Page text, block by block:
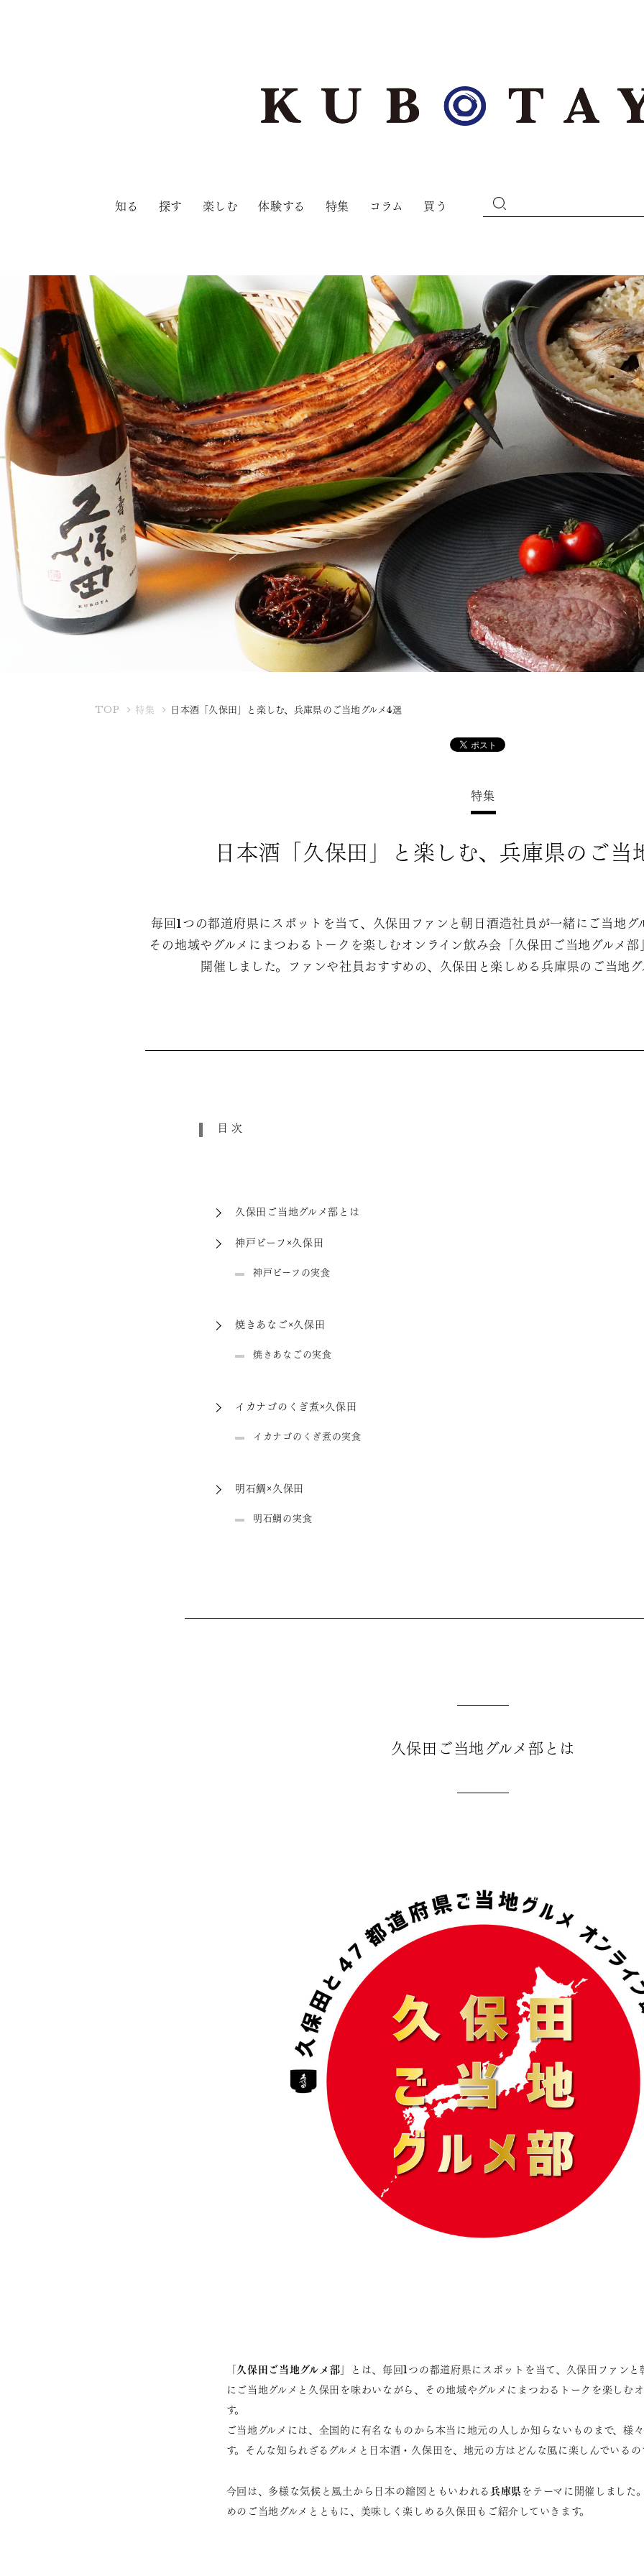
知る 探す 楽しむ 体験する 特集 コラム 買う
TOPK
特集 日本酒「久保田」と楽しむ、兵庫県のご当地グルメ4選
特集
日本酒「久保田」と楽しむ、兵庫県のご当
毎回1つの都道府県にスポットを当て、久保田ファンと朝日酒造社員が一緒にご当地グ
その地域やグルメにまつわるトークを楽しむオンライン飲み会「久保田ご当地グルメ
開催しました。ファンや社員おすすめの、久保田と楽しめる兵庫県のご当地グ
目次
久保田ご当地グルメ部とは
神戸ビーフ×久保田
神戸ビーフの実食
焼きあなご×久保田
焼きあなごの実食
イカナゴのくぎ煮×久保田
イカナゴのくぎ煮の実食
明石鯛×久保田
明石鯛の実食
久保田ご当地グルメ部とは
「久保田ご当地グルメ部」とは、毎回1つの都道府県にスポットを当て、久保田ファン
にご当地グルメと久保田を味わいながら、その地域やグルメにまつわるトークを楽しむ
す。
ご当地グルメには、全国的に有名なものから本当に地元の人しか知らないものまで、様
す。そんな知られざるグルメと日本酒・久保田を、地元の方はどんな風に楽しんでいるの
今回は、多様な気候と風土から日本の縮図ともいわれる兵庫県をテーマに開催しました
めのご当地グルメとともに、美味しく楽しめる久保田もご紹介していきます。